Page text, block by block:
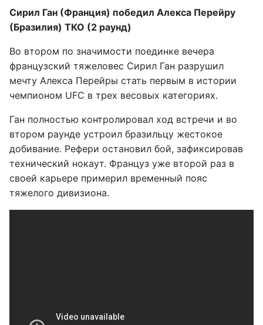
Сирил Ган (Франция) победил Алекса Перейру
(Бразилия) ТКО (2 раунд)
Во втором по значимости поединке вечера
французский тяжеловес Сирил Ган разрушил
мечту Алекса Перейры стать первым в истории
чемпионом UFC в трех весовых категориях.
Ган полностью контролировал ход встречи и во
втором раунде устроил бразильцу жестокое
добивание. Рефери остановил бой, зафиксировав
технический нокаут. Француз уже второй раз в
своей карьере примерил временный пояс
тяжелого дивизиона.